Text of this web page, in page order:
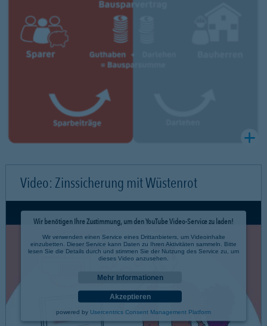
Video: Zinssicherung mit Wüstenrot
Wir benötigen Ihre Zustimmung, um den YouTube Video-Service zu laden!
Wir verwenden einen Service eines Drittanbieters, um Videoinhalte
einzubetten. Dieser Service kann Daten zu Ihren Aktivitäten sammeln. Bitte
lesen Sie die Details durch und stimmen Sie der Nutzung des Service zu, um
dieses Video anzusehen.
Mehr Informationen
Akzeptieren
powered by Usercentrics Consent Management Platform